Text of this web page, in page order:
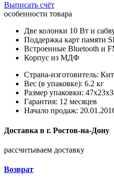
Выписать счёт
особенности товара
Две колонки 10 Вт и
Поддержка карт памяти
Встроенные Bluetooth и
Корпус из МДФ
Страна-изготовитель:
Вес (в упаковке): 6.2 кг
Размер упаковки:
Гарантия: 12 месяцев
Начало продаж:
Доставка в г. Ростов-на-Дону
рассчитываем доставку
Возврат